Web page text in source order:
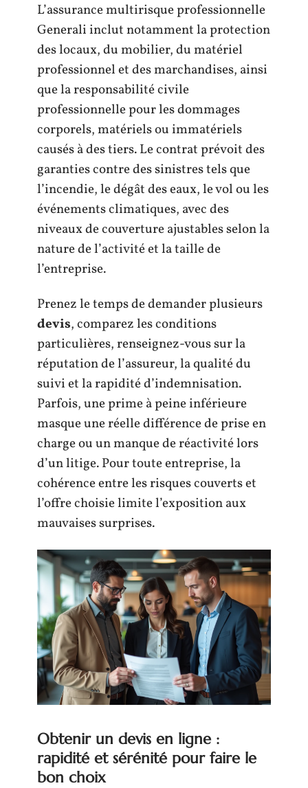
L’assurance multirisque professionnelle
Generali inclut notamment la protection
des locaux, du mobilier, du matériel
professionnel et des marchandises, ainsi
que la responsabilité civile
professionnelle pour les dommages
corporels, matériels ou immatériels
causés à des tiers. Le contrat prévoit des
garanties contre des sinistres tels que
l’incendie, le dégât des eaux, le vol ou les
événements climatiques, avec des
niveaux de couverture ajustables selon la
nature de l’activité et la taille de
l’entreprise.
Prenez le temps de demander plusieurs
devis, comparez les conditions
particulières, renseignez-vous sur la
réputation de l’assureur, la qualité du
suivi et la rapidité d’indemnisation.
Parfois, une prime à peine inférieure
masque une réelle différence de prise en
charge ou un manque de réactivité lors
d’un litige. Pour toute entreprise, la
cohérence entre les risques couverts et
l’offre choisie limite l’exposition aux
mauvaises surprises.
Obtenir un devis en ligne :
rapidité et sérénité pour faire le
bon choix